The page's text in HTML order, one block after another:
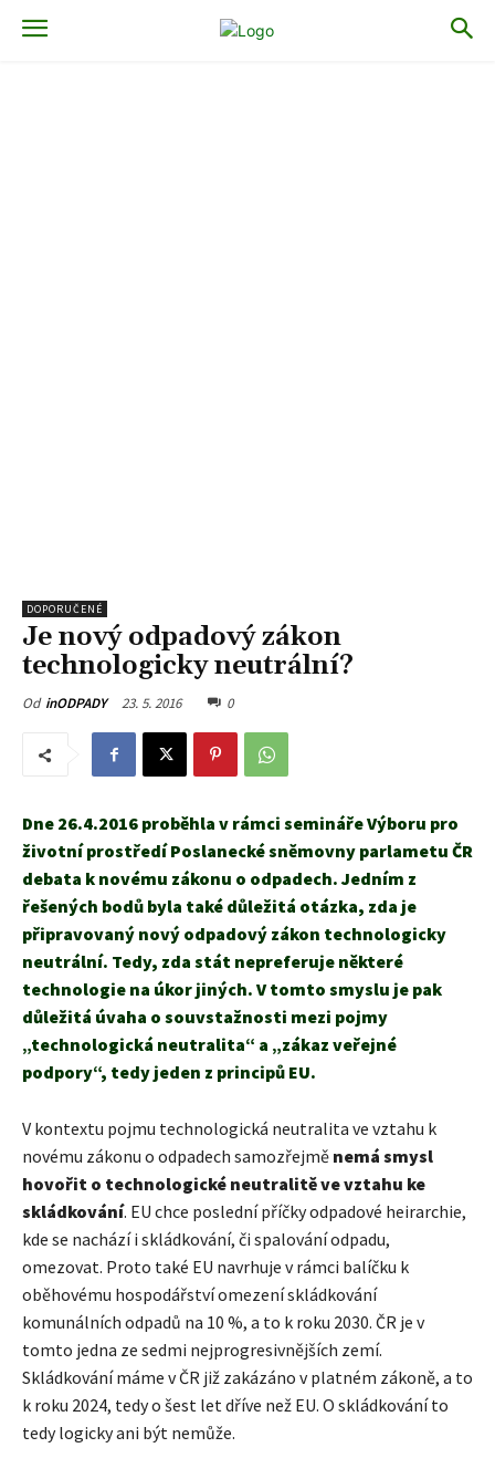
DOPORUČENÉ
Je nový odpadový zákon
technologicky neutrální?
Od inODPADY 23. 5. 2016 0
Dne 26.4.2016 proběhla v rámci semináře Výboru pro
životní prostředí Poslanecké sněmovny parlametu ČR
debata k novému zákonu o odpadech. Jedním z
řešených bodů byla také důležitá otázka, zda je
připravovaný nový odpadový zákon technologicky
neutrální. Tedy, zda stát nepreferuje některé
technologie na úkor jiných. V tomto smyslu je pak
důležitá úvaha o souvstažnosti mezi pojmy
„technologická neutralita“ a „zákaz veřejné
podpory“, tedy jeden z principů EU.
V kontextu pojmu technologická neutralita ve vztahu k
novému zákonu o odpadech samozřejmě nemá smysl
hovořit o technologické neutralitě ve vztahu ke
skládkování. EU chce poslední příčky odpadové heirarchie,
kde se nachází i skládkování, či spalování odpadu,
omezovat. Proto také EU navrhuje v rámci balíčku k
oběhovému hospodářství omezení skládkování
komunálních odpadů na 10 %, a to k roku 2030. ČR je v
tomto jedna ze sedmi nejprogresivnějších zemí.
Skládkování máme v ČR již zakázáno v platném zákoně, a to
k roku 2024, tedy o šest let dříve než EU. O skládkování to
tedy logicky ani být nemůže.